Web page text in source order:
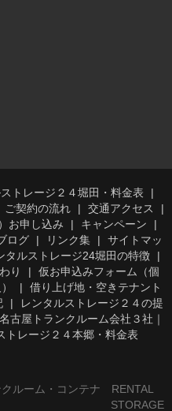
トレージ２４堀田・料金表
ご契約の流れ
交通アクセス
お申し込み
キャンペーン
ログ リンク集
サイトマッ
タルストレージ24堀田の特徴
り
仮お申込みフォーム（個
借り上げ地・空きテナント
レンタルストレージ２４の提
名古屋トランクルーム会社３社｜
トレージ２４本郷・料金表
クルーム・コンテナ RENTAL
STORAGE